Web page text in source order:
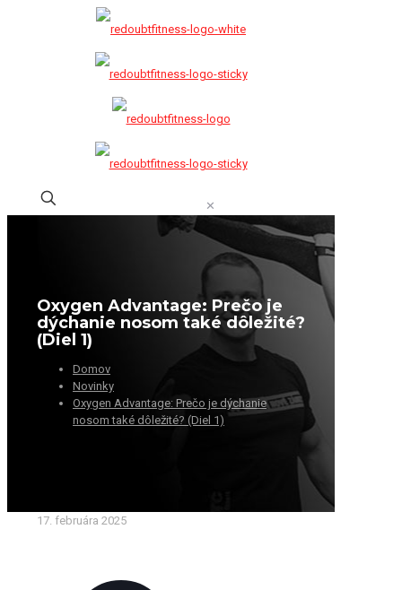
✕
Oxygen Advantage: Prečo je
dýchanie nosom také dôležité?
(Diel 1)
Domov
Novinky
Oxygen Advantage: Prečo je dýchanie
nosom také dôležité? (Diel 1)
17. februára 2025